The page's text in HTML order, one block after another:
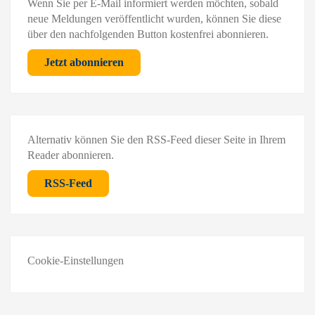
Wenn Sie per E-Mail informiert werden möchten, sobald
neue Meldungen veröffentlicht wurden, können Sie diese
über den nachfolgenden Button kostenfrei abonnieren.
Jetzt abonnieren
Alternativ können Sie den RSS-Feed dieser Seite in Ihrem
Reader abonnieren.
RSS-Feed
Cookie-Einstellungen